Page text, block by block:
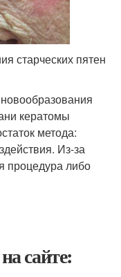
старческих пятен
кератомы
метода:
Из-за
процедура либо
сайте: